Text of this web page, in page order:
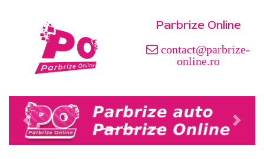
Parbrize Online
contact@parbrize-
online.ro